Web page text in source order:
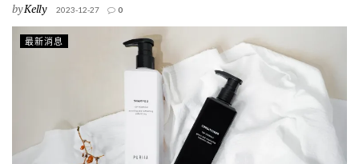
byKelly 2023-12-27 0
最新消息